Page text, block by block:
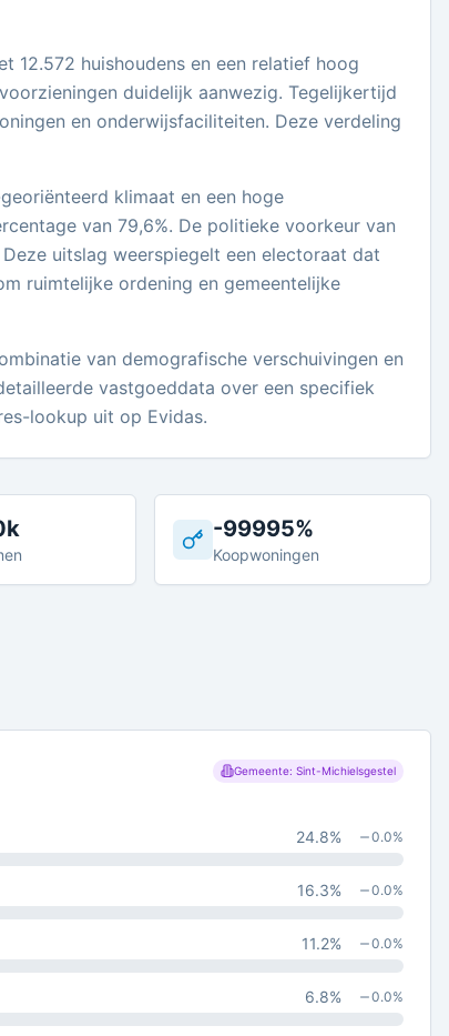
12.572 huishoudens en een relatief hoog
duidelijk aanwezig. Tegelijkertijd
en onderwijsfaciliteiten. Deze verdeling
klimaat en een hoge
van 79,6%. De politieke voorkeur van
uitslag weerspiegelt een electoraat dat
ruimtelijke ordening en gemeentelijke
van demografische verschuivingen en
vastgoeddata over een specifiek
lookup uit op Evidas.
-99995%
Koopwoningen
Gemeente: Sint-Michielsgestel
24.8% 0.0%
16.3% 0.0%
11.2% 0.0%
6.8% 0.0%